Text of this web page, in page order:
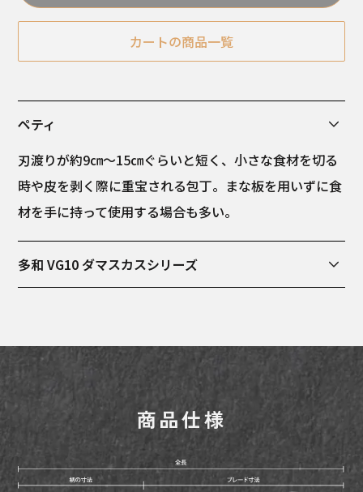
カートの商品一覧
ペティ
刃渡りが約9㎝～15㎝ぐらいと短く、小さな食材を切る
時や皮を剥く際に重宝される包丁。まな板を用いずに食
材を手に持って使用する場合も多い。
多和 VG10 ダマスカスシリーズ
多和VG10ダマスカスシリーズの特徴は刃を薄く、幅を
広く持たせている為、大きめの食材も楽に切れ、食材の
離れも良くなっております。また、刃にダマスカス模様
の仕上げを施しております。柄の形状は和風で天然木の
朴を使用しており、洋風の柄と比べて軽く、扱いやすく
なっております。
商品仕様